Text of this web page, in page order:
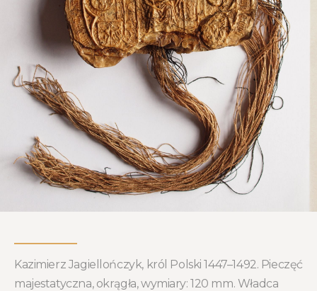
Kazimierz Jagiellończyk, król Polski 1447–1492. Pieczęć
majestatyczna, okrągła, wymiary: 120 mm. Władca